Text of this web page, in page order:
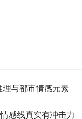
与都市情感元素
感线真实有冲击力